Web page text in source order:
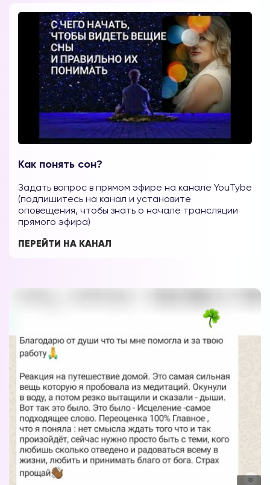
Как понять сон?
Задать вопрос в прямом эфире на канале YouTybe
(подпишитесь на канал и установите
оповещения, чтобы знать о начале трансляции
прямого эфира)
ПЕРЕЙТИ НА КАНАЛ